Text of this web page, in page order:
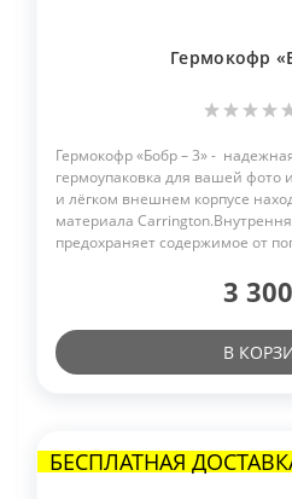
Гермокофр
Гермокофр «Бобр – 3» -
гермоупаковка для вашей фото
и лёгком внешнем корпусе
материала
предохраняет содержимое от
3
В
БЕСПЛАТНАЯ